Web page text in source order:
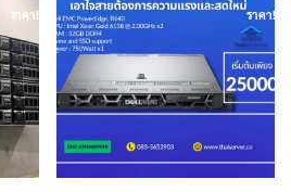
ราคา! ราคา!